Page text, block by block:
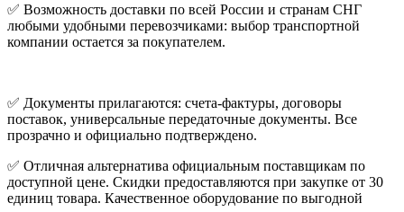
✅ Возможность доставки по всей России и странам СНГ
любыми удобными перевозчиками: выбор транспортной
компании остается за покупателем.
✅ Документы прилагаются: счета-фактуры, договоры
поставок, универсальные передаточные документы. Все
прозрачно и официально подтверждено.
✅ Отличная альтернатива официальным поставщикам по
доступной цене. Скидки предоставляются при закупке от 30
единиц товара. Качественное оборудование по выгодной